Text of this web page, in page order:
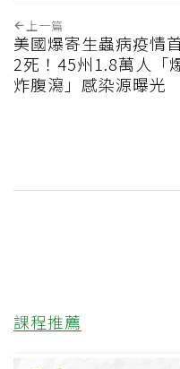
上一篇
美國爆寄生蟲病疫情
2死！45州1.8萬人「
炸腹瀉」感染源曝光
課程推薦